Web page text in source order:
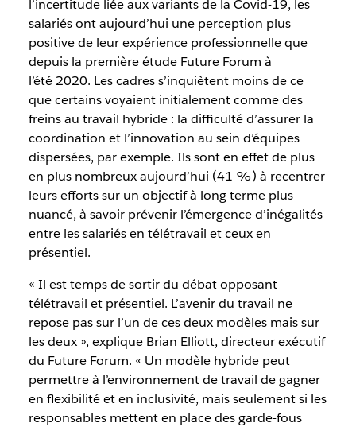
l’incertitude liée aux variants de la Covid-19, les
salariés ont aujourd’hui une perception plus
positive de leur expérience professionnelle que
depuis la première étude Future Forum à
l’été 2020. Les cadres s’inquiètent moins de ce
que certains voyaient initialement comme des
freins au travail hybride : la difficulté d’assurer la
coordination et l’innovation au sein d’équipes
dispersées, par exemple. Ils sont en effet de plus
en plus nombreux aujourd’hui (41 %) à recentrer
leurs efforts sur un objectif à long terme plus
nuancé, à savoir prévenir l’émergence d’inégalités
entre les salariés en télétravail et ceux en
présentiel.
« Il est temps de sortir du débat opposant
télétravail et présentiel. L’avenir du travail ne
repose pas sur l’un de ces deux modèles mais sur
les deux », explique Brian Elliott, directeur exécutif
du Future Forum. « Un modèle hybride peut
permettre à l’environnement de travail de gagner
en flexibilité et en inclusivité, mais seulement si les
responsables mettent en place des garde-fous